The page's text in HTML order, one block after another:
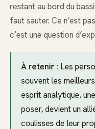
restant au bord du
faut sauter. Ce n’est
c’est une question
À retenir : Les
souvent les
esprit analytique,
poser, devient un
coulisses de leur